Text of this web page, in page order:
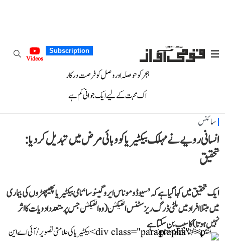
Subscription
Videos
ہجر کو حوصلہ اور وصل کو فرصت درکار
اک محبت کے لیے ایک جوانی کم ہے
سائنس
انسانی رویے نے مہلک بیکٹیریا کو وبائی مرض میں تبدیل کر دیا:
تحقیق
ایک تحقیق میں کہا گیا ہے کہ ’سیوڈوموناس ایروگینوسا‘ نامی بیکٹیریا پھیپھڑوں کی بیماری
میں مبتلا افراد میں ملٹی ڈرگ ریزسٹنس انفیکشن (وہ انفیکشن جس پر متعدد ادویات کا اثر
نہیں ہوتا) کا سبب بن سکتا ہے